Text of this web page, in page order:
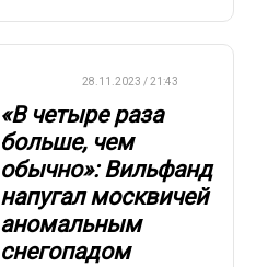
28.11.2023 / 21:43
«В четыре раза
больше, чем
обычно»: Вильфанд
напугал москвичей
аномальным
снегопадом